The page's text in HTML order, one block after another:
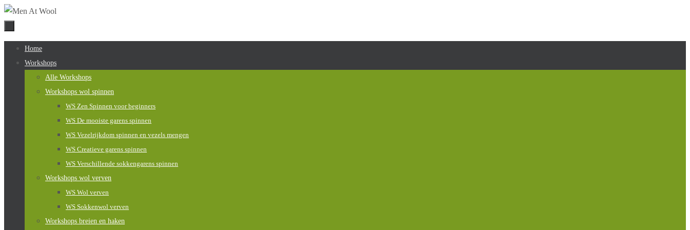
Naar
inhoud
springen
Naar
Home
Workshops
Alle Workshops
Workshops wol spinnen
WS Zen Spinnen voor beginners
WS De mooiste garens spinnen
WS Vezelrijkdom spinnen en vezels mengen
WS Creatieve garens spinnen
WS Verschillende sokkengarens spinnen
Workshops wol verven
WS Wol verven
WS Sokkenwol verven
Workshops breien en haken